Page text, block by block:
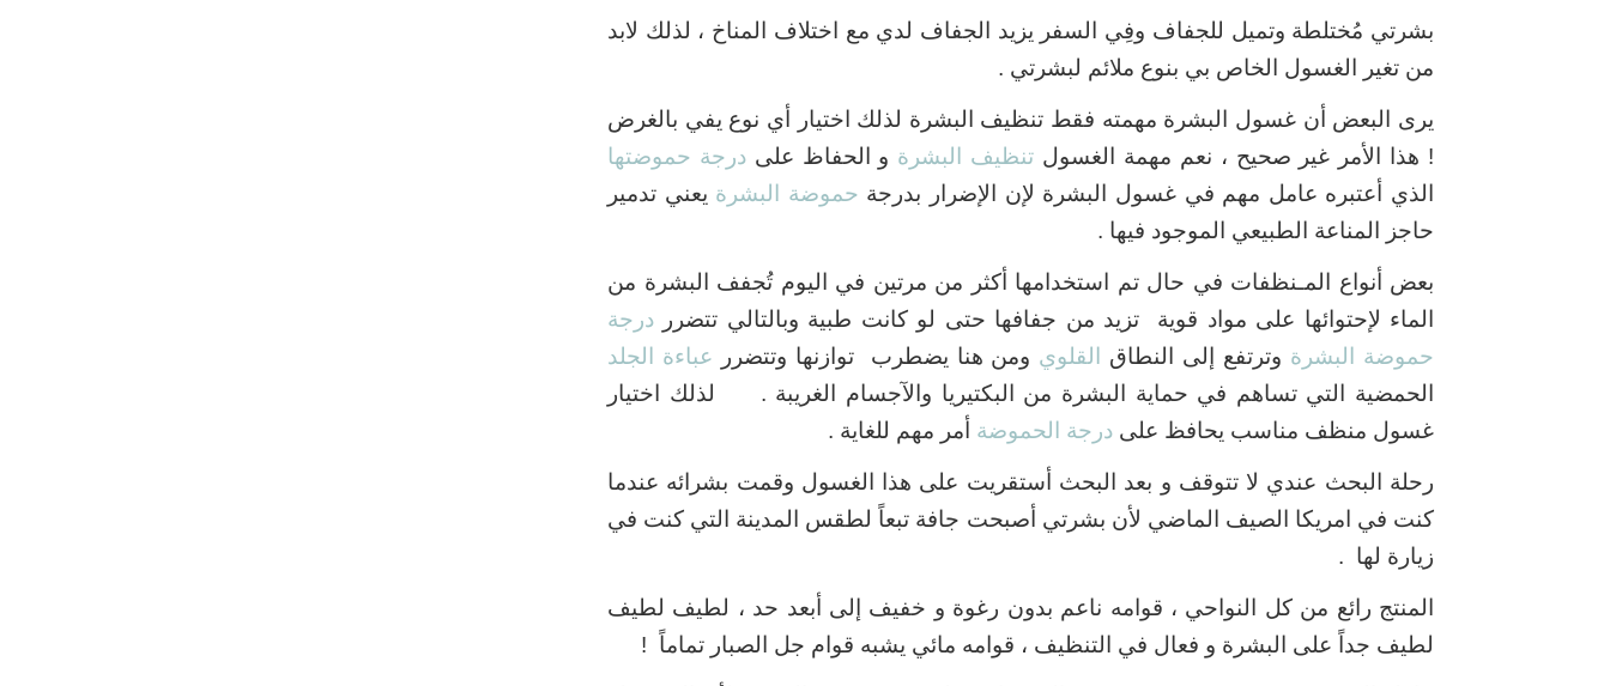
بشرتي مُختلطة وتميل للجفاف وفِي السفر يزيد الجفاف لدي مع اختلاف المناخ ، لذلك لابد
من تغير الغسول الخاص بي بنوع ملائم لبشرتي .
يرى البعض أن غسول البشرة مهمته فقط تنظيف البشرة لذلك اختيار أي نوع يفي بالغرض
! هذا الأمر غير صحيح ، نعم مهمة الغسول تنظيف البشرة و الحفاظ علىدرجة حموضتها
الذي أعتبره عامل مهم في غسول البشرة لإن الإضرار بدرجة حموضة البشرة يعني تدمير
حاجز المناعة الطبيعي الموجود فيها .
بعض أنواع المـنظفات في حال تم استخدامها أكثر من مرتين في اليوم تُجفف البشرة من
الماء لإحتوائها على مواد قوية تزيد من جفافها حتى لو كانت طبية وبالتالي تتضرر درجة
حموضة البشرة وترتفع إلى النطاق القلوي ومن هنا يضطرب توازنها وتتضرر عباءة الجلد
الحمضية التي تساهم في حماية البشرة من البكتيريا والآجسام الغريبة . لذلك اختيار
غسول منظف مناسب يحافظ على درجة الحموضة أمر مهم للغاية .
رحلة البحث عندي لا تتوقف و بعد البحث أستقريت على هذا الغسول وقمت بشرائه عندما
كنت في امريكا الصيف الماضي لأن بشرتي أصبحت جافة تبعاً لطقس المدينة التي كنت في
زيارة لها .
المنتج رائع من كل النواحي ، قوامه ناعم بدون رغوة و خفيف إلى أبعد حد ، لطيف لطيف
لطيف جداً على البشرة و فعال في التنظيف ، قوامه مائي يشبه قوام جل الصبار تماماً !